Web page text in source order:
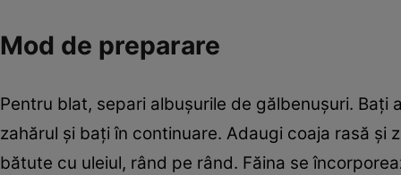
Mod de preparare
Pentru blat, separi albuşurile de gălbenuşuri.
zahărul şi baţi în continuare. Adaugi coaja rasă şi
bătute cu uleiul, rând pe rând. Făina se